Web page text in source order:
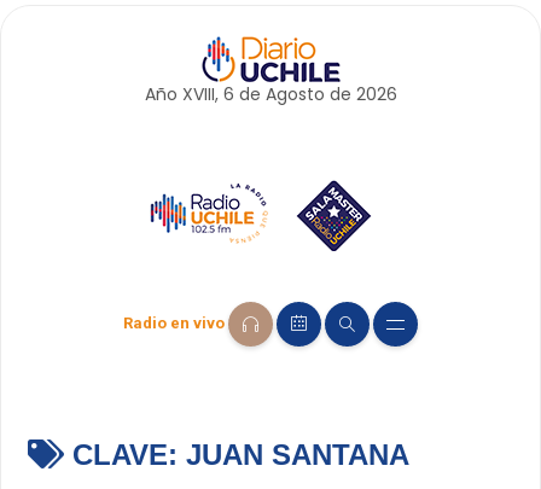
Año XVIII, 6 de Agosto de 2026
Radio en vivo
CLAVE: JUAN SANTANA